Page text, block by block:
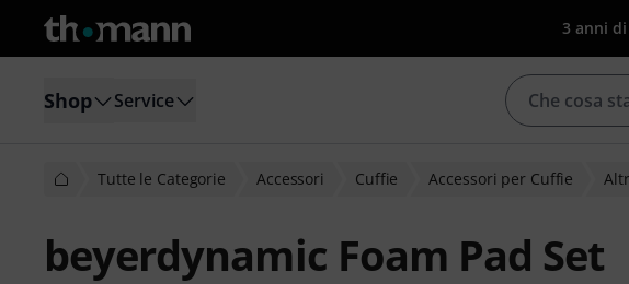
3 anni
Shop Service
Tutte le Categorie Accessori Cuffie Accessori per Cuffie
beyerdynamic Foam Pad Set